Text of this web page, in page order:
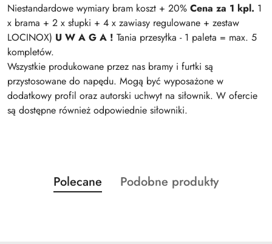
Niestandardowe wymiary bram koszt + 20% Cena za 1 kpl. 1
x brama + 2 x słupki + 4 x zawiasy regulowane + zestaw
LOCINOX) U W A G A ! Tania przesyłka - 1 paleta = max. 5
kompletów.
Wszystkie produkowane przez nas bramy i furtki są
przystosowane do napędu. Mogą być wyposażone w
dodatkowy profil oraz autorski uchwyt na siłownik. W ofercie
są dostępne również odpowiednie siłowniki.
Pomiń karuzelę produktów
Produkty
o
Polecane
Produkty
Podobne produkty